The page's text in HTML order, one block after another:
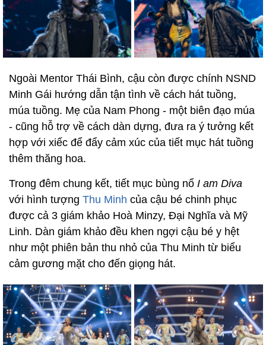
Ngoài Mentor Thái Bình, cậu còn được chính NSND
Minh Gái hướng dẫn tận tình về cách hát tuồng,
múa tuồng. Mẹ của Nam Phong - một biên đạo múa
- cũng hỗ trợ về cách dàn dựng, đưa ra ý tưởng kết
hợp với xiếc để đẩy cảm xúc của tiết mục hát tuồng
thêm thăng hoa.
Trong đêm chung kết, tiết mục bùng nổ I am Diva
với hình tượng Thu Minh của cậu bé chinh phục
được cả 3 giám khảo Hoà Minzy, Đại Nghĩa và Mỹ
Linh. Dàn giám khảo đều khen ngợi cậu bé y hệt
như một phiên bản thu nhỏ của Thu Minh từ biểu
cảm gương mặt cho đến giọng hát.